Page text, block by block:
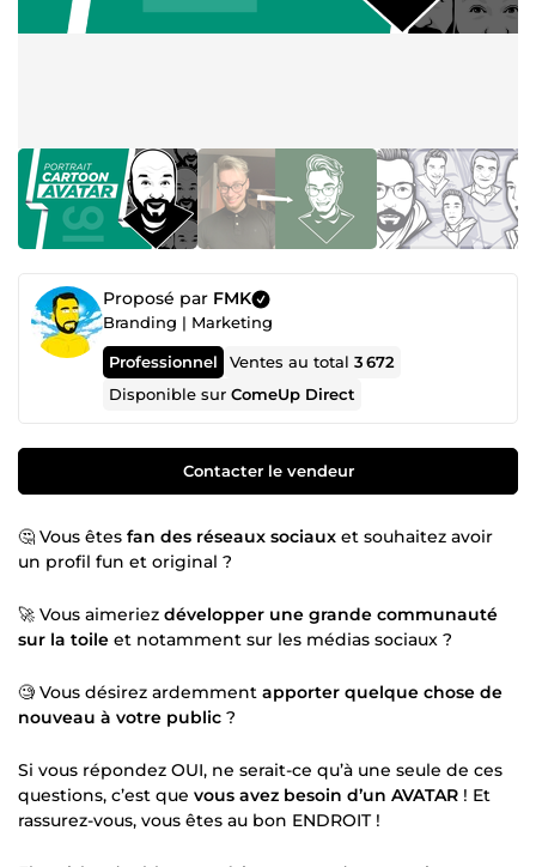
Proposé par FMK
Branding | Marketing
Professionnel Ventes au total3 672
Disponible surComeUp Direct
Contacter le vendeur
🤔 Vous êtes fan des réseaux sociaux et souhaitez avoir
un profil fun et original ?
🚀 Vous aimeriez développer une grande communauté
sur la toile et notamment sur les médias sociaux ?
🧐 Vous désirez ardemment apporter quelque chose de
nouveau à votre public ?
Si vous répondez OUI, ne serait-ce qu’à une seule de ces
questions, c’est que vous avez besoin d’un AVATAR ! Et
rassurez-vous, vous êtes au bon ENDROIT !